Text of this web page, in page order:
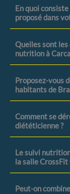
En quoi
proposé dans
Quelles sont
nutrition à
Proposez-vous
habitants de
Comment se
diététicienne ?
Le suivi
la salle CrossFit
Peut-on